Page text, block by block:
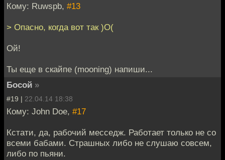
Кому: Ruwspb, #13
> Опасно, когда вот так )O(
Ой!
Ты еще в скайпе (mooning) напиши...
Босой »
#19 | 22.04.14 18:38
Кому: John Doe, #17
Кстати, да, рабочий месседж. Работает только не со
всеми бабами. Страшных либо не слушаю совсем,
либо по пьяни.